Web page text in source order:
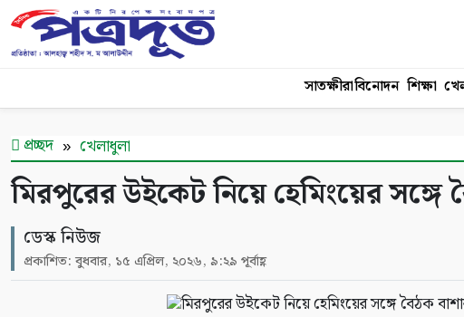
সাতক্ষীরাবিনোদন শিক্ষা
প্রচ্ছদ খেলাধুলা
মিরপুরের উইকেট নিয়ে হেমিংয়ের সঙ্গে
ডেস্ক নিউজ
প্রকাশিত: বুধবার, ১৫ এপ্রিল, ২০২৬, ৯:২৯ পূর্বাহ্ণ